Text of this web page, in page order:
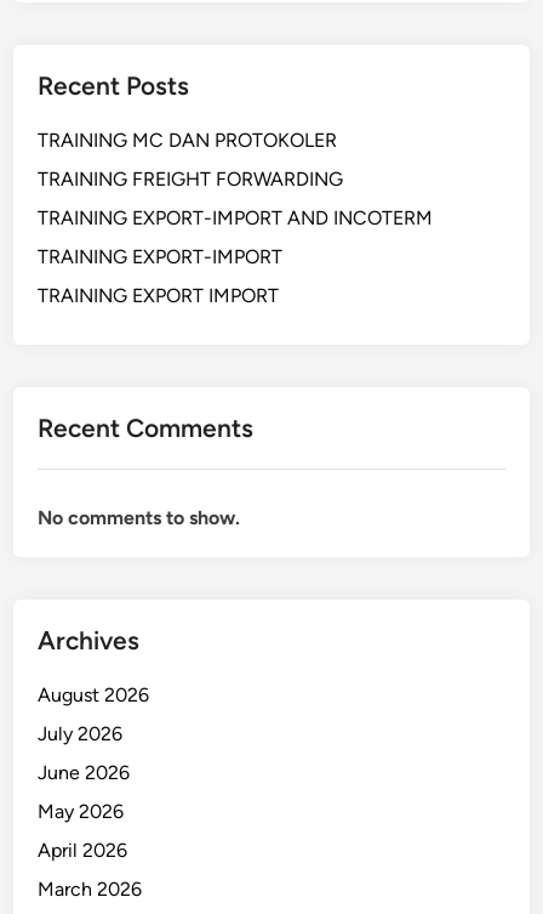
Recent Posts
TRAINING MC DAN PROTOKOLER
TRAINING FREIGHT FORWARDING
TRAINING EXPORT-IMPORT AND INCOTERM
TRAINING EXPORT-IMPORT
TRAINING EXPORT IMPORT
Recent Comments
No comments to show.
Archives
August 2026
July 2026
June 2026
May 2026
April 2026
March 2026